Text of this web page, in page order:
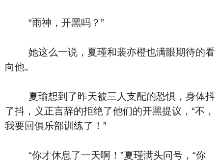
“雨神，开黑吗？”
她这么一说，夏瑾和裴亦橙也满眼期待的看
向他。
夏瑜想到了昨天被三人支配的恐惧，身体抖
了抖，义正言辞的拒绝了他们的开黑提议，“不，
我要回俱乐部训练了！”
“你才休息了一天啊！”夏瑾满头问号，“你